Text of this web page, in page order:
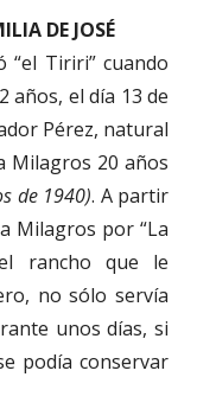
DE JOSÉ
“el Tiriri” cuando
años, el día 13 de
Pérez, natural
Milagros 20 años
de 1940). A partir
Milagros por “La
rancho que le
no sólo servía
unos días, si
podía conservar